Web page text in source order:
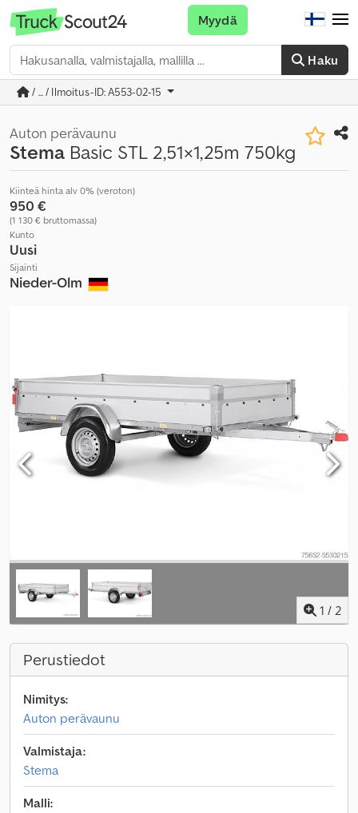
Haku
Myydä
/ ... / Ilmoitus-ID: A553-02-15
Auton perävaunu
Stema Basic STL 2,51×1,25m 750kg
Kiinteä hinta alv 0% (veroton)
950 €
(1 130 € bruttomassa)
Kunto
Uusi
Sijainti
Nieder-Olm
1 / 2
Perustiedot
Nimitys:
Auton perävaunu
Valmistaja:
Stema
Malli: